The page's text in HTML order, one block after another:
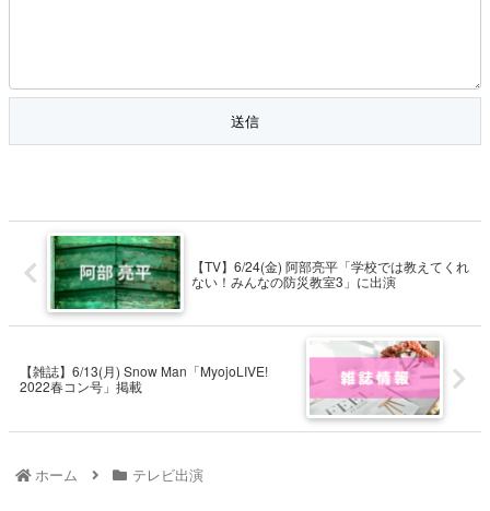
【TV】6/24(金) 阿部亮平「学校では教えてくれ
ない！みんなの防災教室3」に出演
【雑誌】6/13(月) Snow Man「MyojoLIVE!
2022春コン号」掲載
ホーム テレビ出演